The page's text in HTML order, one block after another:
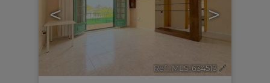
< >
Ref.. MLS-634513 🔗